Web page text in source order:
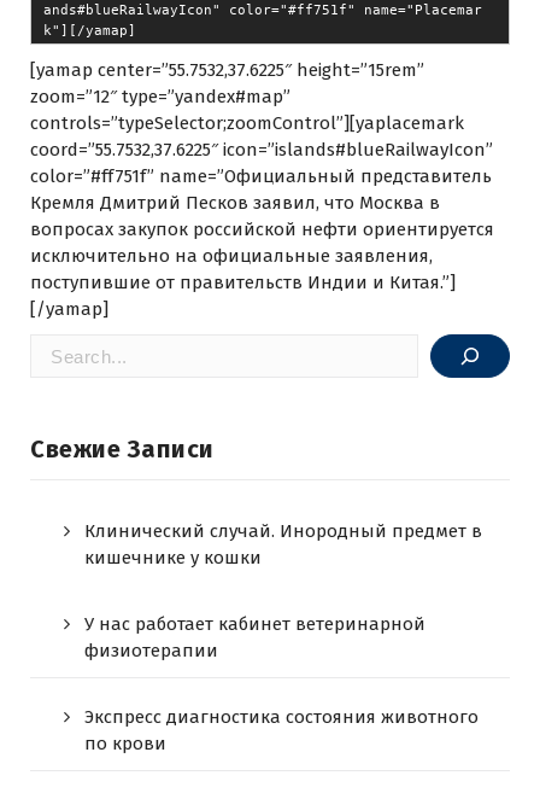
ands#blueRailwayIcon" color="#ff751f" name="Placemar
[yamap center=”55.7532,37.6225″ height=”15rem”
zoom=”12″ type=”yandex#map”
controls=”typeSelector;zoomControl”][yaplacemark
coord=”55.7532,37.6225″ icon=”islands#blueRailwayIcon”
color=”#ff751f” name=”Официальный представитель
Кремля Дмитрий Песков заявил, что Москва в
вопросах закупок российской нефти ориентируется
исключительно на официальные заявления,
поступившие от правительств Индии и Китая.”]
[/yamap]
Поиск
Свежие Записи
Клинический случай. Инородный предмет в
кишечнике у кошки
У нас работает кабинет ветеринарной
физиотерапии
Экспресс диагностика состояния животного
по крови